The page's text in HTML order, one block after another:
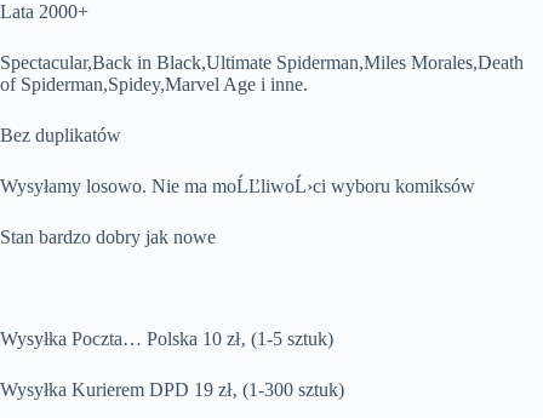
Lata 2000+
Spectacular,Back in Black,Ultimate Spiderman,Miles Morales,Death
of Spiderman,Spidey,Marvel Age i inne.
Bez duplikatów
Wysyłamy losowo. Nie ma moĹĽliwoĹ›ci wyboru komiksów
Stan bardzo dobry jak nowe
Wysyłka Poczta… Polska 10 zł‚ (1-5 sztuk)
Wysyłka Kurierem DPD 19 zł‚ (1-300 sztuk)